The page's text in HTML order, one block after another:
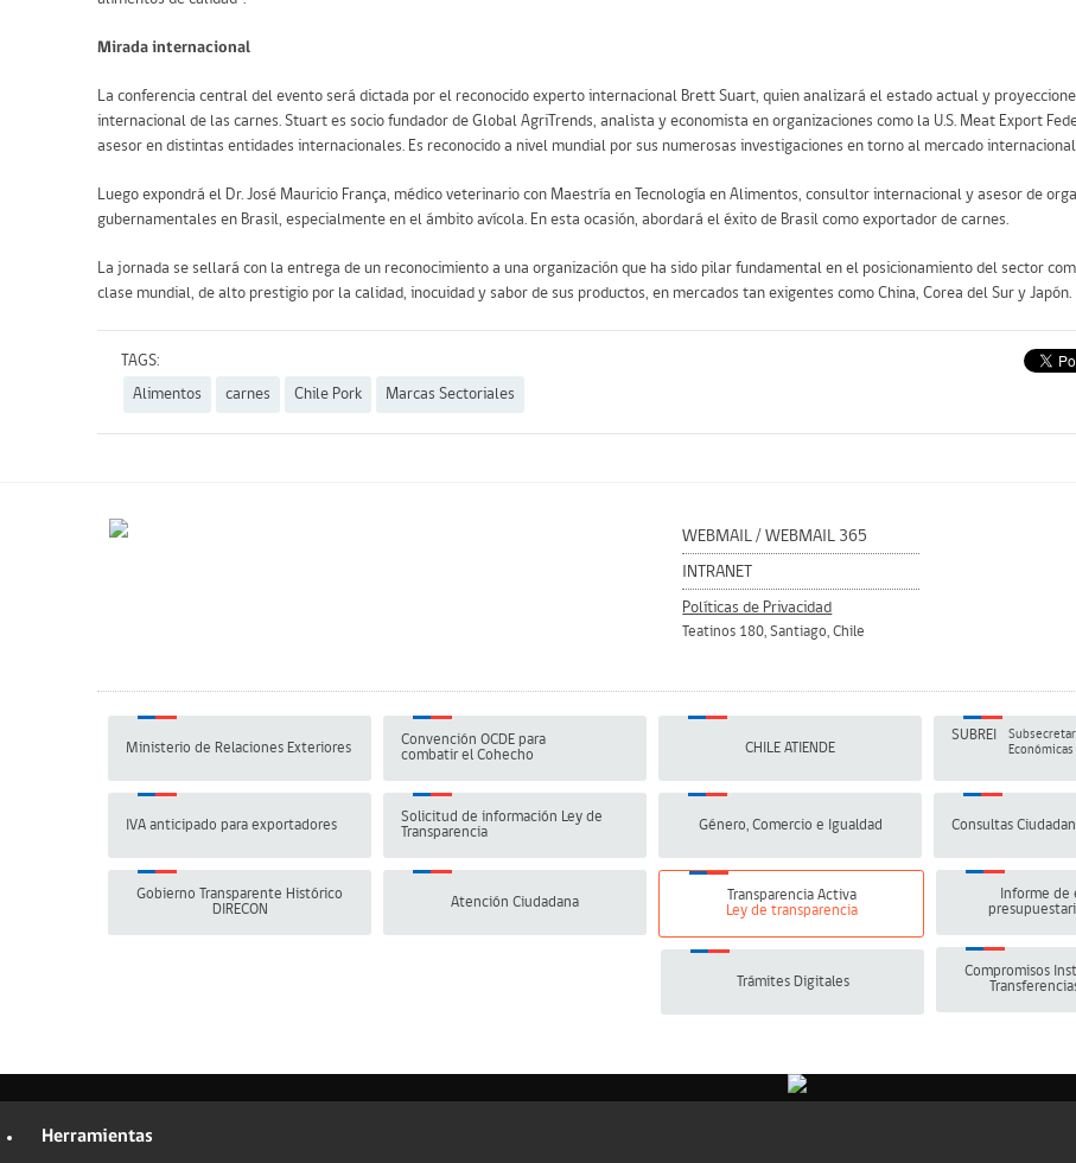
Mirada internacional
La conferencia central del evento será dictada por el reconocido experto internacional Brett Suart, quien analizará el estado actual y
internacional de las carnes. Stuart es socio fundador de Global AgriTrends, analista y economista en organizaciones como la U.S. Meat Export
asesor en distintas entidades internacionales. Es reconocido a nivel mundial por sus numerosas investigaciones en torno al mercado
Luego expondrá el Dr. José Mauricio França, médico veterinario con Maestría en Tecnología en Alimentos, consultor internacional y asesor de
gubernamentales en Brasil, especialmente en el ámbito avícola. En esta ocasión, abordará el éxito de Brasil como exportador de carnes.
La jornada se sellará con la entrega de un reconocimiento a una organización que ha sido pilar fundamental en el posicionamiento del sector
clase mundial, de alto prestigio por la calidad, inocuidad y sabor de sus productos, en mercados tan exigentes como China, Corea del Sur y Japón.
TAGS:
Alimentos
carnes Chile Pork Marcas Sectoriales
WEBMAIL /WEBMAIL 365
INTRANET
Políticas de Privacidad
Teatinos 180, Santiago, Chile
Ministerio de Relaciones Exteriores
Convención OCDE para
combatir el Cohecho
CHILE ATIENDE
SUBREI
IVA anticipado para exportadores
Solicitud de información Ley de
Transparencia
Género, Comercio e Igualdad Consultas
Gobierno Transparente Histórico
DIRECON
Atención Ciudadana
Transparencia Activa
Ley de transparencia
Informe de
Compromisos
Trámites Digitales
Herramientas